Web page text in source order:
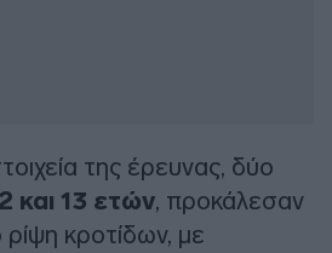
της έρευνας, δύο
και 13 ετών, προκάλεσαν
κροτίδων, με